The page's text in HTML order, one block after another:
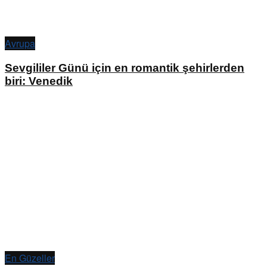
Avrupa
Sevgililer Günü için en romantik şehirlerden
biri: Venedik
En Güzeller